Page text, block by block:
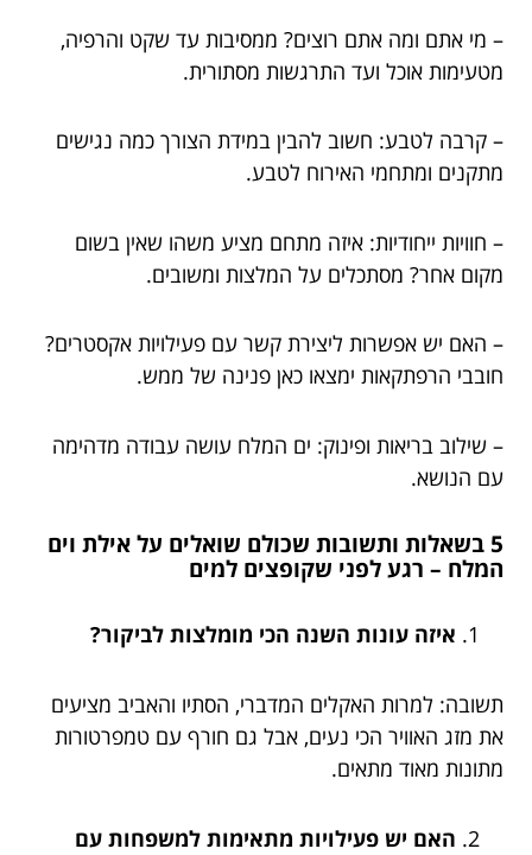
– מי אתם ומה אתם רוצים? ממסיבות עד שקט והרפיה,
מטעימות אוכל ועד התרגשות מסתורית.
– קרבה לטבע: חשוב להבין במידת הצורך כמה נגישים
מתקנים ומתחמי האירוח לטבע.
– חוויות ייחודיות: איזה מתחם מציע משהו שאין בשום
מקום אחר? מסתכלים על המלצות ומשובים.
– האם יש אפשרות ליצירת קשר עם פעילויות אקסטרים?
חובבי הרפתקאות ימצאו כאן פנינה של ממש.
– שילוב בריאות ופינוק: ים המלח עושה עבודה מדהימה
עם הנושא.
5 בשאלות ותשובות שכולם שואלים על אילת וים
המלח – רגע לפני שקופצים למים
איזה עונות השנה הכי מומלצות לביקור?
תשובה: למרות האקלים המדברי, הסתיו והאביב מציעים
את מזג האוויר הכי נעים, אבל גם חורף עם טמפרטורות
מתונות מאוד מתאים.
האם יש פעילויות מתאימות למשפחות עם